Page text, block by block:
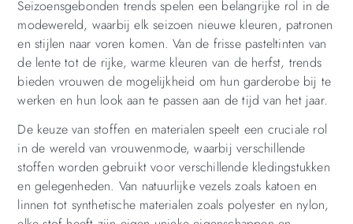
Seizoensgebonden trends spelen een belangrijke rol in de
modewereld, waarbij elk seizoen nieuwe kleuren, patronen
en stijlen naar voren komen. Van de frisse pasteltinten van
de lente tot de rijke, warme kleuren van de herfst, trends
bieden vrouwen de mogelijkheid om hun garderobe bij te
werken en hun look aan te passen aan de tijd van het jaar.
De keuze van stoffen en materialen speelt een cruciale rol
in de wereld van vrouwenmode, waarbij verschillende
stoffen worden gebruikt voor verschillende kledingstukken
en gelegenheden. Van natuurlijke vezels zoals katoen en
linnen tot synthetische materialen zoals polyester en nylon,